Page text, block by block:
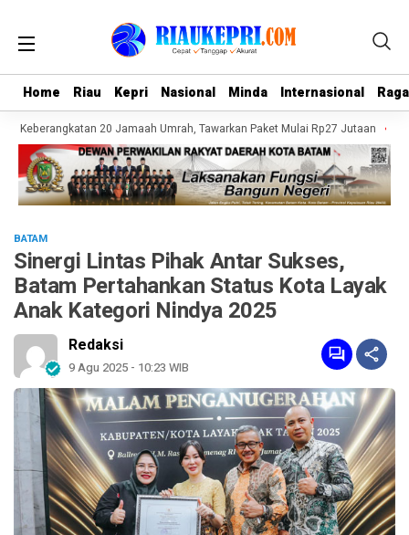
Home Riau Kepri Nasional Minda Internasional
Home Riau Kepri Nasional Minda Internasional
Keberangkatan 20 Jamaah Umrah, Tawarkan Paket Mulai Rp27 Jutaan
BATAM
Sinergi Lintas Pihak Antar Sukses,
Batam Pertahankan Status Kota Layak
Anak Kategori Nindya 2025
Redaksi
9 Agu 2025 - 10:23 WIB